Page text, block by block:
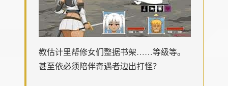
教估计里帮修女们整据书架……等级等。
甚至依必须陪伴奇遇者边出打怪？